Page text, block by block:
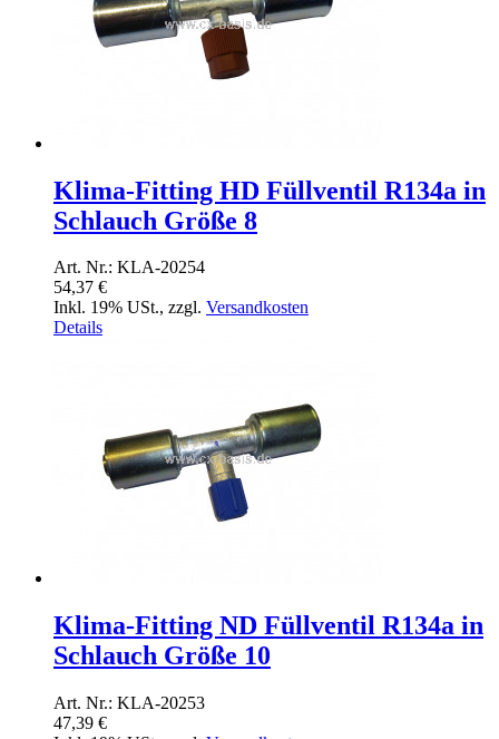
Klima-Fitting HD Füllventil R134a in
Schlauch Größe 8
Art. Nr.: KLA-20254
54,37 €
Inkl. 19% USt., zzgl. Versandkosten
Details
Klima-Fitting ND Füllventil R134a in
Schlauch Größe 10
Art. Nr.: KLA-20253
47,39 €